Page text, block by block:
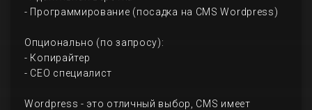
- Программирование (посадка на CMS Wordpress)
Опционально (по запросу):
- Копирайтер
- СЕО специалист
Wordpress - это отличный выбор, CMS имеет